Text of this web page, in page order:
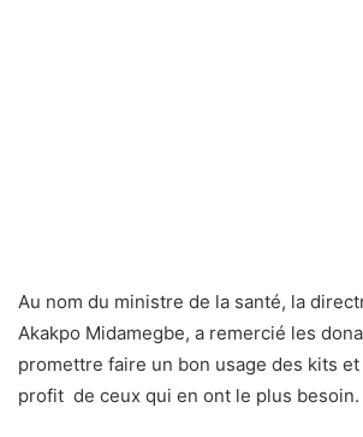
Au nom du ministre de la santé, la
Akakpo Midamegbe, a remercié les
promettre faire un bon usage des kits et
profit de ceux qui en ont le plus besoin.